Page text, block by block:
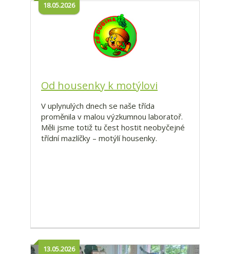
Od housenky k motýlovi
18.05.2026
V uplynulých dnech se naše třída
proměnila v malou výzkumnou laboratoř.
Měli jsme totiž tu čest hostit neobyčejné
třídní mazlíčky – motýlí housenky.
13.05.2026